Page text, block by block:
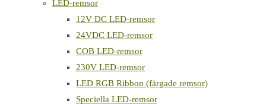
LED-remsor
12V DC LED-remsor
24VDC LED-remsor
COB LED-remsor
230V LED-remsor
LED RGB Ribbon (färgade remsor)
Speciella LED-remsor